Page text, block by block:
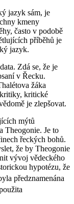
jazyk sám, je
kmeny
často v podobě
příběhů je
jazyk.
Zdá se, že je
v Řecku.
žáka
kritické
je zlepšovat.
mýtů
Theogonie. Je to
řeckých bohů.
že by Theogonie
vývoj vědeckého
hypotézu, že
předznamenána